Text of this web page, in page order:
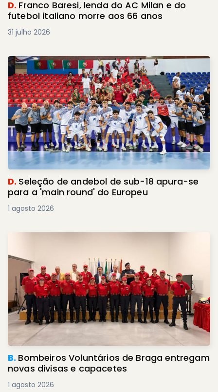
D. Franco Baresi, lenda do AC Milan e do
futebol italiano morre aos 66 anos
31 julho 2026
D. Seleção de andebol de sub-18 apura-se
para a 'main round' do Europeu
1 agosto 2026
B. Bombeiros Voluntários de Braga entregam
novas divisas e capacetes
1 agosto 2026